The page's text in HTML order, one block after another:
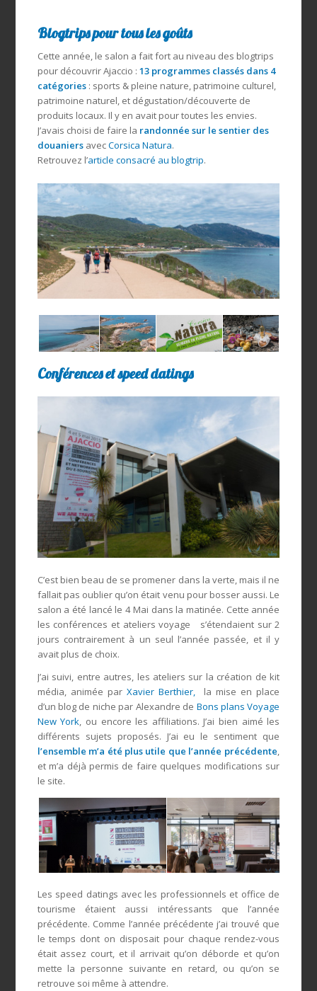
Blogtrips pour tous les goûts
Cette année, le salon a fait fort au niveau des blogtrips
pour découvrir Ajaccio : 13 programmes classés dans 4
catégories: sports & pleine nature, patrimoine culturel,
patrimoine naturel, et dégustation/découverte de
produits locaux. Il y en avait pour toutes les envies.
J’avais choisi de faire la randonnée sur le sentier des
douaniersavecCorsica Natura.
Retrouvez l’article consacré au blogtrip.
Conférences et speed datings
C’est bien beau de se promener dans la verte, mais il ne
fallait pas oublier qu’on était venu pour bosser aussi. Le
salon a été lancé le 4 Mai dans la matinée. Cette année
les conférences et ateliers voyage s’étendaient sur 2
jours contrairement à un seul l’année passée, et il y
avait plus de choix.
J’ai suivi, entre autres, les ateliers sur la création de kit
média, animée par Xavier Berthier,
la mise en place
d’un blog de niche par Alexandre de Bons plans Voyage
New York, ou encore les affiliations. J’ai bien aimé les
différents sujets proposés. J’ai eu le sentiment que
l’ensemble m’a été plus utile que l’année précédente,
et m’a déjà permis de faire quelques modifications sur
le site.
Les speed datings avec les professionnels et office de
tourisme étaient aussi intéressants que l’année
précédente. Comme l’année précédente j’ai trouvé que
le temps dont on disposait pour chaque rendez-vous
était assez court, et il arrivait qu’on déborde et qu’on
mette la personne suivante en retard, ou qu’on se
retrouve soi même à attendre.